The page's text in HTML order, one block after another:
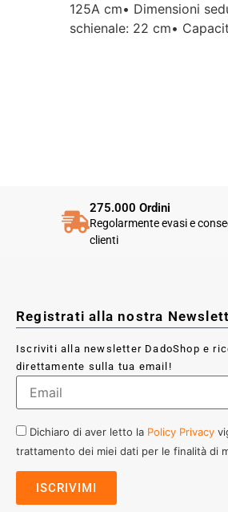
125A cm• Dimensioni
schienale: 22 cm•
275.000 Ordini
Regolarmente evasi e
clienti
Registrati alla nostra
Iscriviti alla newsletter DadoShop e
direttamente sulla tua email!
Dichiaro di aver letto la Policy Privacy
trattamento dei miei dati per le finalità di